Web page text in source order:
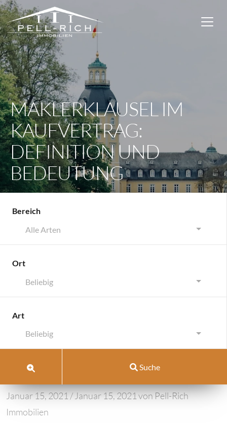
MAKLERKLAUSEL IM
KAUFVERTRAG:
DEFINITION UND
BEDEUTUNG
Bereich
Alle Arten
Ort
Beliebig
Art
Beliebig
Suche
Maklerklausel im Kaufvertrag: Definition
Maklerklausel im
Kaufvertrag: Definition und
Bedeutung
Januar 15, 2021/Januar 15, 2021vonPell-Rich
Immobilien